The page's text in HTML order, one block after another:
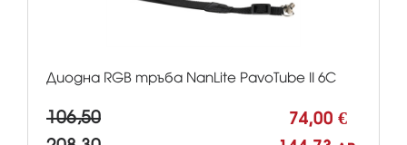
Диодна RGB тръба NanLite PavoTube II 6C
106,50 74,00 €